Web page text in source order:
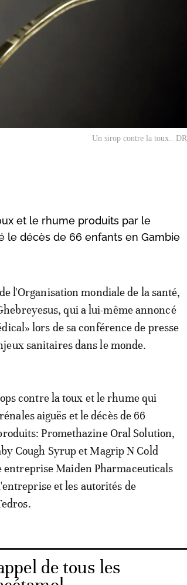
Un sirop contre la toux.. DR
et le rhume produits par le
le décès de 66 enfants en Gambie
l'Organisation mondiale de la santé,
qui a lui-même annoncé
lors de sa conférence de presse
sanitaires dans le monde.
contre la toux et le rhume qui
aiguës et le décès de 66
Promethazine Oral Solution,
Cough Syrup et Magrip N Cold
entreprise Maiden Pharmaceuticals
et les autorités de
de tous les